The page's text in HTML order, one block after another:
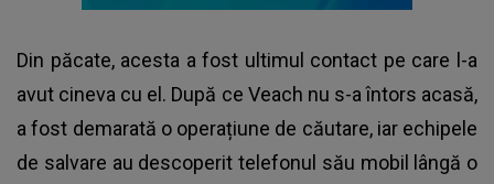
Din păcate, acesta a fost ultimul contact pe care l-a
avut cineva cu el. După ce Veach nu s-a întors acasă,
a fost demarată o operațiune de căutare, iar echipele
de salvare au descoperit telefonul său mobil lângă o